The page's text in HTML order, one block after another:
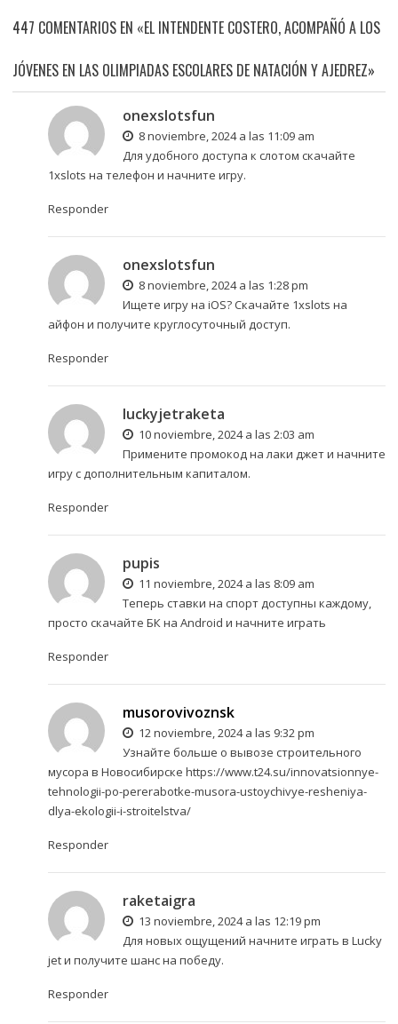
447 COMENTARIOS EN «EL INTENDENTE COSTERO, ACOMPAÑÓ A LOS
JÓVENES EN LAS OLIMPIADAS ESCOLARES DE NATACIÓN Y AJEDREZ»
onexslotsfun
8 noviembre, 2024 a las 11:09 am
Для удобного доступа к слотом скачайте
1xslots на телефон и начните игру.
Responder
onexslotsfun
8 noviembre, 2024 a las 1:28 pm
Ищете игру на iOS?Скачайте 1xslots на
айфон и получите круглосуточный доступ.
Responder
luckyjetraketa
10 noviembre, 2024 a las 2:03 am
Примените промокод на лаки джети начните
игру с дополнительным капиталом.
Responder
pupis
11 noviembre, 2024 a las 8:09 am
Теперь ставки на спорт доступны каждому,
просто скачайте БК на Android и начните играть
Responder
musorovivoznsk
12 noviembre, 2024 a las 9:32 pm
Узнайте больше о вывозе строительного
мусора в Новосибирске https://www.t24.su/innovatsionnye-
tehnologii-po-pererabotke-musora-ustoychivye-resheniya-
dlya-ekologii-i-stroitelstva/
Responder
raketaigra
13 noviembre, 2024 a las 12:19 pm
Для новых ощущений начните играть в Lucky
jetи получите шанс на победу.
Responder